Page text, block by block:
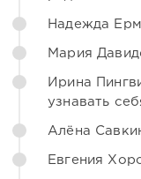
Надежда
Мария
Ирина
узнавать
Алёна
Евгения